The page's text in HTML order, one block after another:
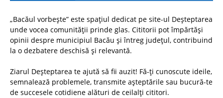
„Bacăul vorbește” este spațiul dedicat pe site-ul Deșteptarea
unde vocea comunității prinde glas. Cititorii pot împărtăși
opinii despre municipiul Bacău și întreg județul, contribuind
la o dezbatere deschisă și relevantă.
Ziarul Deșteptarea te ajută să fii auzit! Fă-ți cunoscute ideile,
semnalează problemele, transmite așteptările sau bucură-te
de succesele cotidiene alături de ceilalți cititori.